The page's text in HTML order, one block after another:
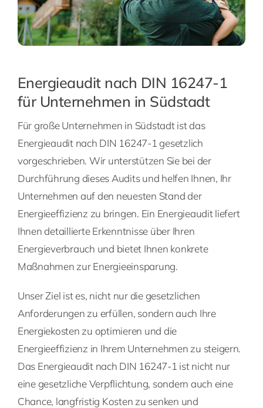
Energieaudit nach DIN 16247-1
für Unternehmen in Südstadt
Für große Unternehmen in Südstadt ist das
Energieaudit nach DIN 16247-1 gesetzlich
vorgeschrieben. Wir unterstützen Sie bei der
Durchführung dieses Audits und helfen Ihnen, Ihr
Unternehmen auf den neuesten Stand der
Energieeffizienz zu bringen. Ein Energieaudit liefert
Ihnen detaillierte Erkenntnisse über Ihren
Energieverbrauch und bietet Ihnen konkrete
Maßnahmen zur Energieeinsparung.
Unser Ziel ist es, nicht nur die gesetzlichen
Anforderungen zu erfüllen, sondern auch Ihre
Energiekosten zu optimieren und die
Energieeffizienz in Ihrem Unternehmen zu steigern.
Das Energieaudit nach DIN 16247-1 ist nicht nur
eine gesetzliche Verpflichtung, sondern auch eine
Chance, langfristig Kosten zu senken und